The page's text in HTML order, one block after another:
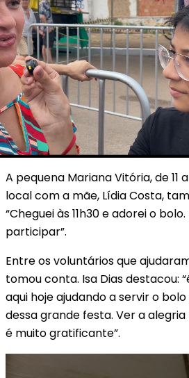
A pequena Mariana Vitória, de 11
local com a mãe, Lídia Costa,
“Cheguei às 11h30 e adorei o
participar”.
Entre os voluntários que
tomou conta. Isa Dias destacou:
aqui hoje ajudando a servir o
dessa grande festa. Ver a
é muito gratificante”.